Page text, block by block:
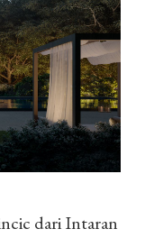
dari Intaran